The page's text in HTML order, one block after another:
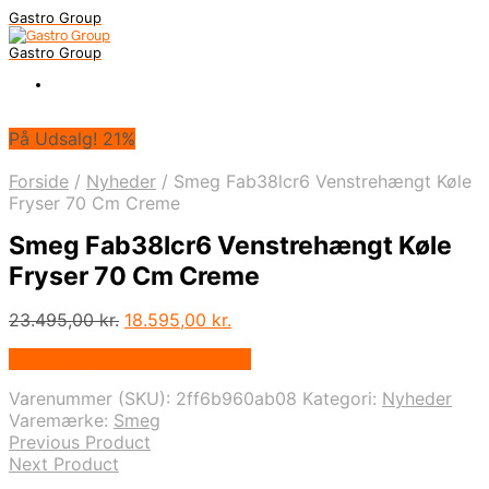
Gastro Group
Gastro Group
På Udsalg! 21%
Forside / Nyheder / Smeg Fab38lcr6 Venstrehængt Køle
Fryser 70 Cm Creme
Smeg Fab38lcr6 Venstrehængt Køle
Fryser 70 Cm Creme
23.495,00kr. Den
23.495,00 kr..
18.595,00 kr.
18.595,00 kr..
Varenummer (SKU): 2ff6b960ab08 Kategori: Nyheder
Varemærke: Smeg
Previous Product
Next Product